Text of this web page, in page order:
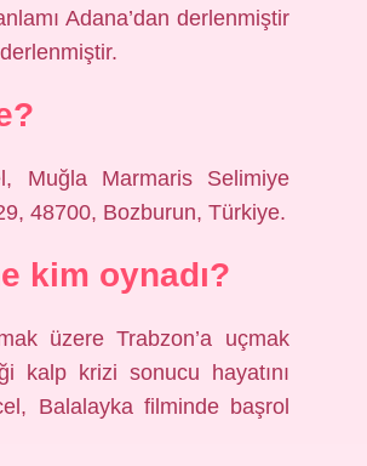
Adana’dan derlenmiştir
Muğla Marmaris Selimiye
48700, Bozburun, Türkiye.
kim oynadı?
üzere Trabzon’a uçmak
kalp krizi sonucu hayatını
Balalayka filminde başrol